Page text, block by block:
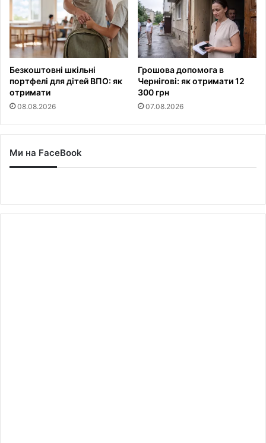
Безкоштовні шкільні
портфелі для дітей ВПО: як
отримати
08.08.2026
Грошова допомога в
Чернігові: як отримати 12
300 грн
07.08.2026
Ми на FaceBook